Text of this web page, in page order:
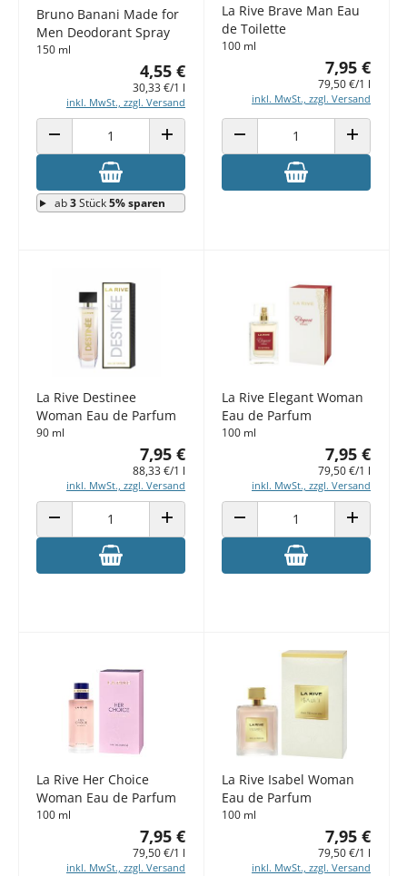
Bruno Banani Made for
Men Deodorant Spray
150 ml
4,55 €
30,33 €/1 l
inkl. MwSt., zzgl. Versand
ANZAHL VERRINGERN ANZAHL ERHÖHEN
ab3Stück5% sparen
La Rive Brave Man Eau
de Toilette
100 ml
7,95 €
79,50 €/1 l
inkl. MwSt., zzgl. Versand
ANZAHL VERRINGERN ANZAHL
La Rive Destinee
Woman Eau de Parfum
90 ml
7,95 €
88,33 €/1 l
inkl. MwSt., zzgl. Versand
ANZAHL VERRINGERN ANZAHL ERHÖHEN
La Rive Elegant Woman
Eau de Parfum
100 ml
7,95 €
79,50 €/1 l
inkl. MwSt., zzgl. Versand
ANZAHL VERRINGERN ANZAHL
La Rive Her Choice
Woman Eau de Parfum
100 ml
7,95 €
79,50 €/1 l
inkl. MwSt., zzgl. Versand
La Rive Isabel Woman
Eau de Parfum
100 ml
7,95 €
79,50 €/1 l
inkl. MwSt., zzgl. Versand